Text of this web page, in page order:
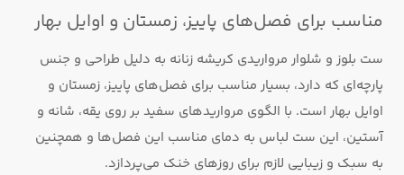
مناسب برای فصل‌های پاییز، زمستان و اوایل بهار
ست بلوز و شلوار مرواریدی کریشه زنانه به دلیل طراحی و جنس
پارچه‌ای که دارد، بسیار مناسب برای فصل‌های پاییز، زمستان و
اوایل بهار است. با الگوی مرواریدهای سفید بر روی یقه، شانه و
آستین، این ست لباس به دمای مناسب این فصل‌ها و همچنین
به سبک و زیبایی لازم برای روزهای خنک می‌پردازد.